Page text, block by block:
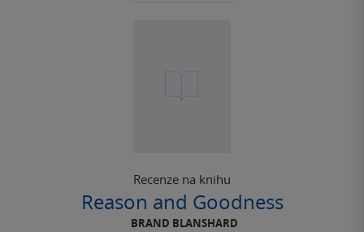
Recenze na knihu
Reason and Goodness
BRAND BLANSHARD